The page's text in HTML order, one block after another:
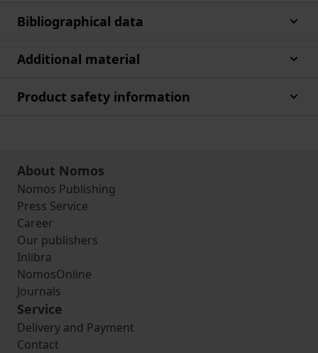
Bibliographical data
Additional material
Product safety information
About Nomos
Nomos Publishing
Press Service
Career
Our publishers
Inlibra
NomosOnline
Journals
Service
Delivery and Payment
Contact